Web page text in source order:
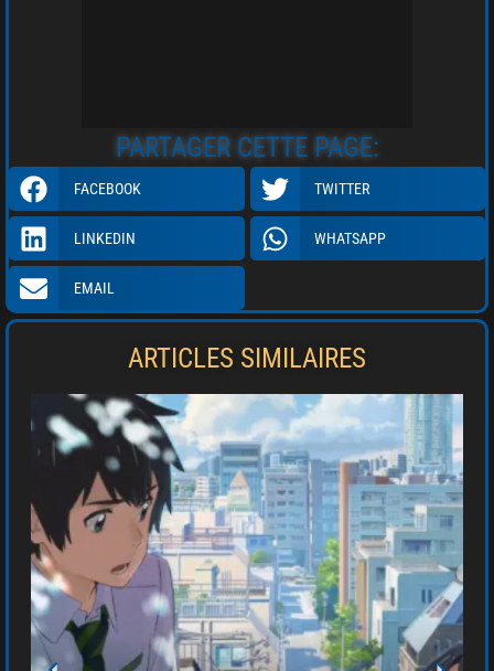
PARTAGER CETTE PAGE:
FACEBOOK TWITTER
LINKEDIN WHATSAPP
EMAIL
ARTICLES SIMILAIRES